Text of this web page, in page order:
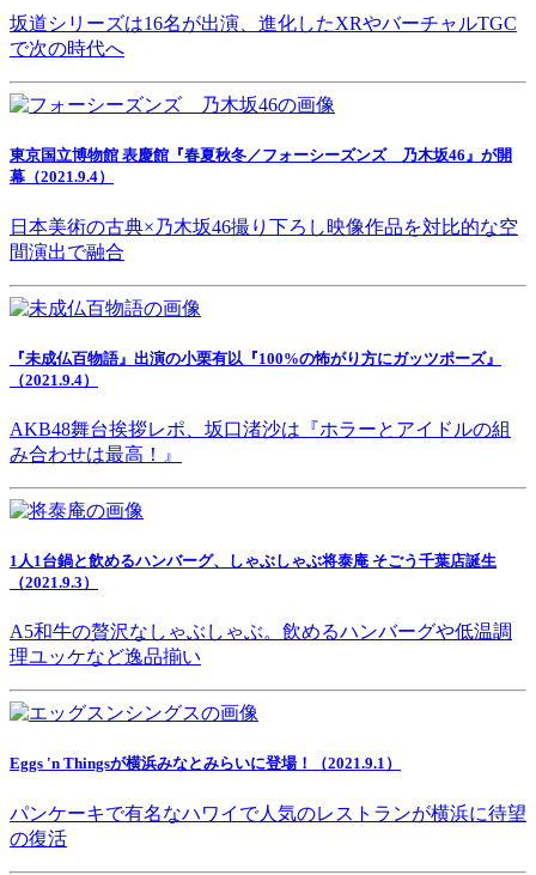
坂道シリーズは16名が出演、進化したXRやバーチャルTGC
で次の時代へ
東京国立博物館 表慶館『春夏秋冬／フォーシーズンズ 乃木坂46』が開
幕（2021.9.4）
日本美術の古典×乃木坂46撮り下ろし映像作品を対比的な空
間演出で融合
『未成仏百物語』出演の小栗有以『100%の怖がり方にガッツポーズ』
（2021.9.4）
AKB48舞台挨拶レポ、坂口渚沙は『ホラーとアイドルの組
み合わせは最高！』
1人1台鍋と飲めるハンバーグ、しゃぶしゃぶ将泰庵 そごう千葉店誕生
（2021.9.3）
A5和牛の贅沢なしゃぶしゃぶ。飲めるハンバーグや低温調
理ユッケなど逸品揃い
Eggs 'n Thingsが横浜みなとみらいに登場！（2021.9.1）
パンケーキで有名なハワイで人気のレストランが横浜に待望
の復活